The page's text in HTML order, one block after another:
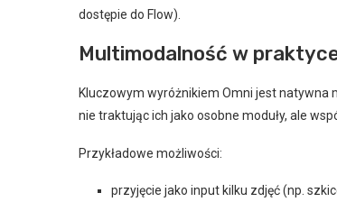
dostępie do Flow).
Multimodalność w
Kluczowym wyróżnikiem Omni jest
nie traktując ich jako osobne moduły, ale
Przykładowe możliwości:
przyjęcie jako input kilku zdjęć (np.